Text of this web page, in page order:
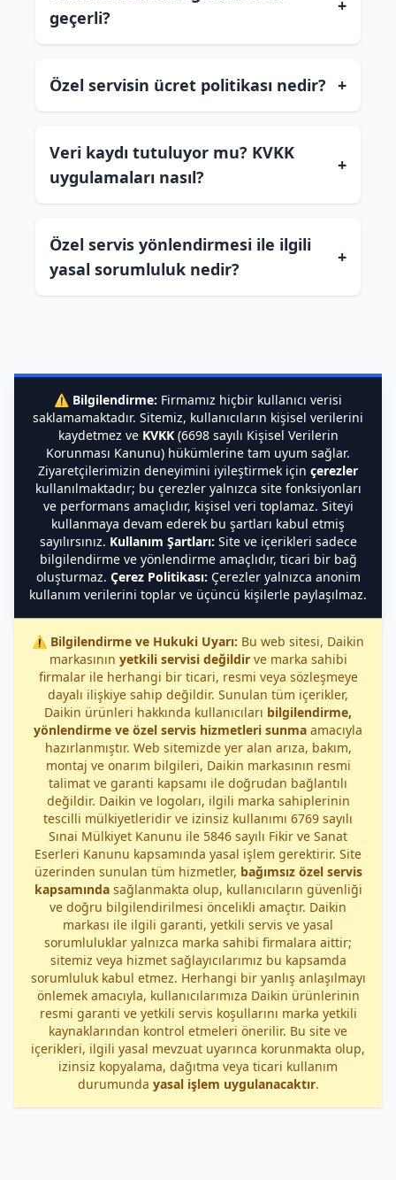
geçerli?
+
Özel servisin ücret politikası nedir? +
Veri kaydı tutuluyor mu? KVKK
uygulamaları nasıl?
+
Özel servis yönlendirmesi ile ilgili
yasal sorumluluk nedir?
+
⚠️ Bilgilendirme: Firmamız hiçbir kullanıcı verisi
saklamamaktadır. Sitemiz, kullanıcıların kişisel verilerini
kaydetmez ve KVKK(6698 sayılı Kişisel Verilerin
Korunması Kanunu) hükümlerine tam uyum sağlar.
Ziyaretçilerimizin deneyimini iyileştirmek için çerezler
kullanılmaktadır; bu çerezler yalnızca site fonksiyonları
ve performans amaçlıdır, kişisel veri toplamaz. Siteyi
kullanmaya devam ederek bu şartları kabul etmiş
sayılırsınız. Kullanım Şartları: Site ve içerikleri sadece
bilgilendirme ve yönlendirme amaçlıdır, ticari bir bağ
oluşturmaz. Çerez Politikası: Çerezler yalnızca anonim
kullanım verilerini toplar ve üçüncü kişilerle paylaşılmaz.
⚠️ Bilgilendirme ve Hukuki Uyarı: Bu web sitesi, Daikin
markasının yetkili servisi değildirve marka sahibi
firmalar ile herhangi bir ticari, resmi veya sözleşmeye
dayalı ilişkiye sahip değildir. Sunulan tüm içerikler,
Daikin ürünleri hakkında kullanıcıları bilgilendirme,
yönlendirme ve özel servis hizmetleri sunma amacıyla
hazırlanmıştır. Web sitemizde yer alan arıza, bakım,
montaj ve onarım bilgileri, Daikin markasının resmi
talimat ve garanti kapsamı ile doğrudan bağlantılı
değildir. Daikin ve logoları, ilgili marka sahiplerinin
tescilli mülkiyetleridir ve izinsiz kullanımı 6769 sayılı
Sınai Mülkiyet Kanunu ile 5846 sayılı Fikir ve Sanat
Eserleri Kanunu kapsamında yasal işlem gerektirir. Site
üzerinden sunulan tüm hizmetler, bağımsız özel servis
kapsamındasağlanmakta olup, kullanıcıların güvenliği
ve doğru bilgilendirilmesi öncelikli amaçtır. Daikin
markası ile ilgili garanti, yetkili servis ve yasal
sorumluluklar yalnızca marka sahibi firmalara aittir;
sitemiz veya hizmet sağlayıcılarımız bu kapsamda
sorumluluk kabul etmez. Herhangi bir yanlış anlaşılmayı
önlemek amacıyla, kullanıcılarımıza Daikin ürünlerinin
resmi garanti ve yetkili servis koşullarını marka yetkili
kaynaklarından kontrol etmeleri önerilir. Bu site ve
içerikleri, ilgili yasal mevzuat uyarınca korunmakta olup,
izinsiz kopyalama, dağıtma veya ticari kullanım
durumunda yasal işlem uygulanacaktır.